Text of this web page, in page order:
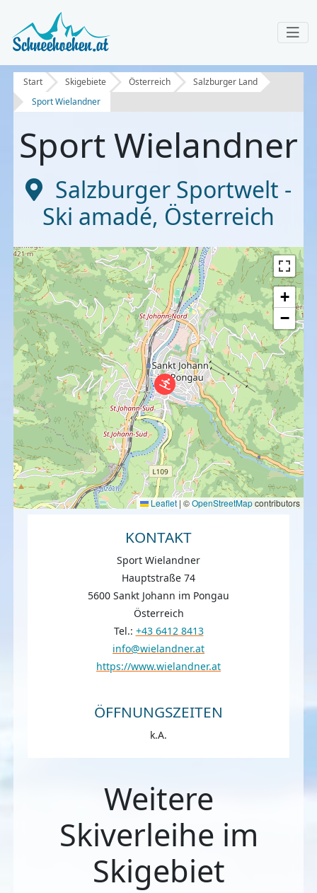
Start Skigebiete Österreich
Salzburger Land
Sport Wielandner
Sport Wielandner
Salzburger Sportwelt -
Ski amadé, Österreich
+
−
Leaflet | ©OpenStreetMapcontributors
KONTAKT
Sport Wielandner
Hauptstraße 74
5600 Sankt Johann im Pongau
Österreich
Tel.: +43 6412 8413
info@wielandner.at
https://www.wielandner.at
ÖFFNUNGSZEITEN
k.A.
Weitere
Skiverleihe im
Skigebiet